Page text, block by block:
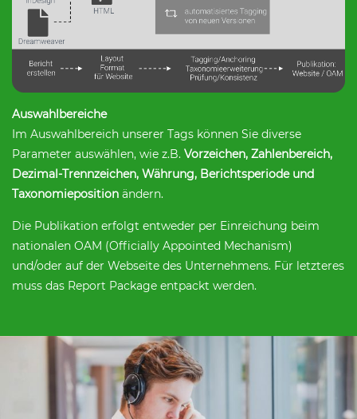
Auswahlbereiche
Im Auswahlbereich unserer Tags können Sie diverse
Parameter auswählen, wie z.B. Vorzeichen, Zahlenbereich,
Dezimal-Trennzeichen, Währung, Berichtsperiode und
Taxonomieposition ändern.
Die Publikation erfolgt entweder per Einreichung beim
nationalen OAM (Officially Appointed Mechanism)
und/oder auf der Webseite des Unternehmens. Für letzteres
muss das Report Package entpackt werden.